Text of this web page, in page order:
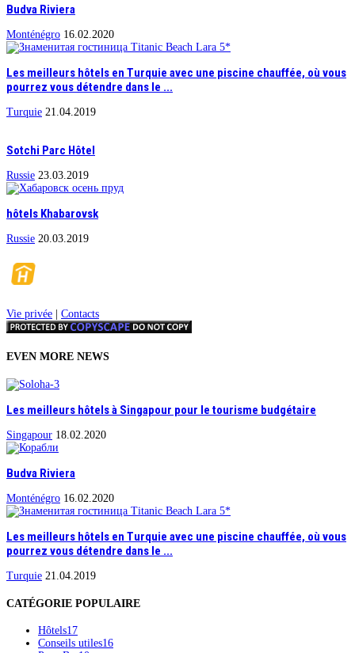
Budva Riviera
Monténégro 16.02.2020
Les meilleurs hôtels en Turquie avec une piscine chauffée, où vous
pourrez vous détendre dans le ...
Turquie 21.04.2019
Sotchi Parc Hôtel
Russie 23.03.2019
hôtels Khabarovsk
Russie 20.03.2019
Vie privée | Contacts
EVEN MORE NEWS
Les meilleurs hôtels à Singapour pour le tourisme budgétaire
Singapour 18.02.2020
Budva Riviera
Monténégro 16.02.2020
Les meilleurs hôtels en Turquie avec une piscine chauffée, où vous
pourrez vous détendre dans le ...
Turquie 21.04.2019
CATÉGORIE POPULAIRE
Hôtels17
Conseils utiles16